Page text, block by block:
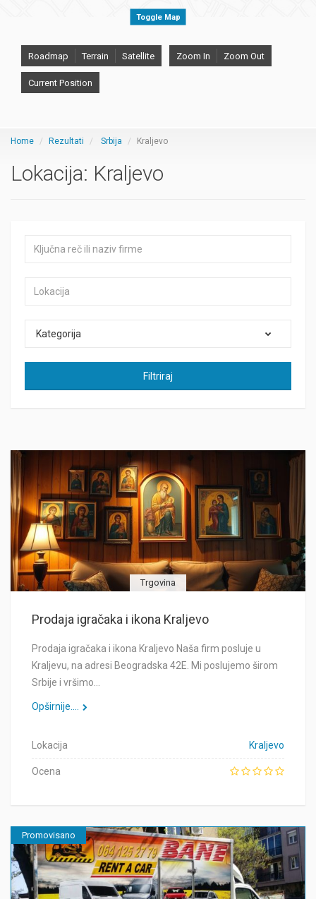
Toggle Map
Roadmap Terrain Satellite Zoom In Zoom Out
Current Position
Home Rezultati Srbija Kraljevo
Lokacija: Kraljevo
Kategorija
Filtriraj
Trgovina
Prodaja igračaka i ikona Kraljevo
Prodaja igračaka i ikona Kraljevo Naša firm posluje u
Kraljevu, na adresi Beogradska 42E. Mi poslujemo širom
Srbije i vršimo…
Opširnije....
Lokacija Kraljevo
Ocena
Promovisano